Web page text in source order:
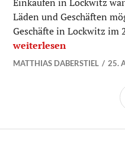
Läden und Geschäften
Geschäfte in Lockwitz im
Einkaufen in Lockwitz –
weiterlesen
MATTHIAS DABERSTIEL 25.